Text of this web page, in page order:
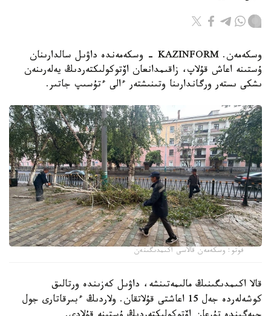
وسكەمەن. KAZINFORM - وسكەمەندە داۋىل سالدارىنان
ۇستىنە اعاش قۇلاپ، زاقىمدانعان اۆتوكولىكتەردىڭ يەلەرىنەن
ىشكى ىستەر ورگاندارىنا وتىنىشتەر ءالى ءتۇسىپ جاتىر.
فوتو: وسكەمەن قالاسى اكىمدىگىنەن
قالا اكىمدىگىنىڭ مالىمەتىنشە، داۋىل كەزىندە ورتالىق
كوشەلەردە جەل 15 اعاشتى قۇلاتقان. ولاردىڭ ءبىرقاتارى جول